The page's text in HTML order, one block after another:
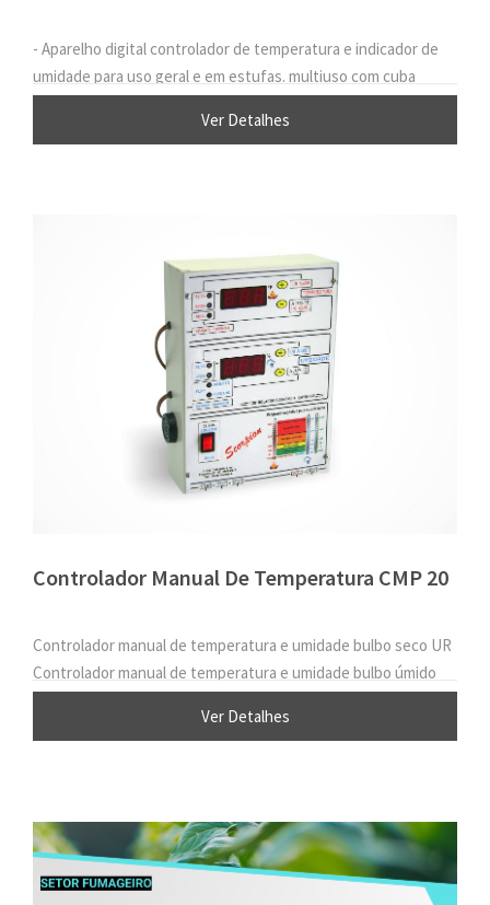
- Aparelho digital controlador de temperatura e indicador de
umidade para uso geral e em estufas. multiuso com cuba
Ver Detalhes
Controlador Manual De Temperatura CMP 20
Controlador manual de temperatura e umidade bulbo seco UR
Controlador manual de temperatura e umidade bulbo úmido
Ver Detalhes